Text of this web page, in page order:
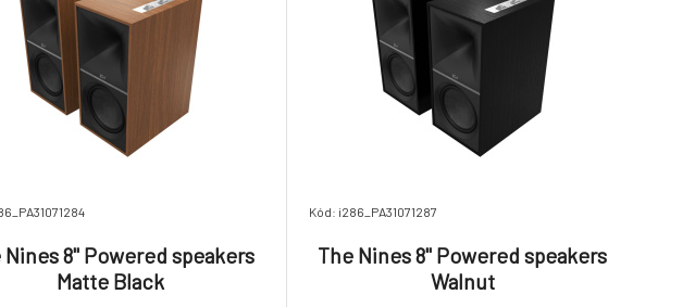
Nines 8" Powered speakers
Matte Black
Kód: i286_PA31071287
The Nines 8" Powered speakers
Walnut